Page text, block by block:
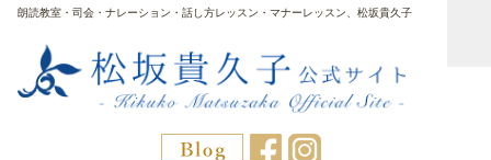
朗読教室・司会・ナレーション・話し方レッスン・マナーレッスン、松坂貴久子